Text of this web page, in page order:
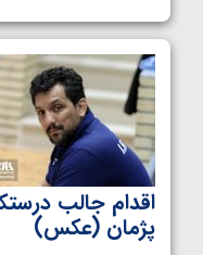
اقدام جالب
پژمان (عکس)